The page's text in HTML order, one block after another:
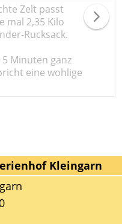
Zelt passt
mal 2,35 Kilo
Rucksack.
Minuten ganz
eine wohlige
Kleingarn